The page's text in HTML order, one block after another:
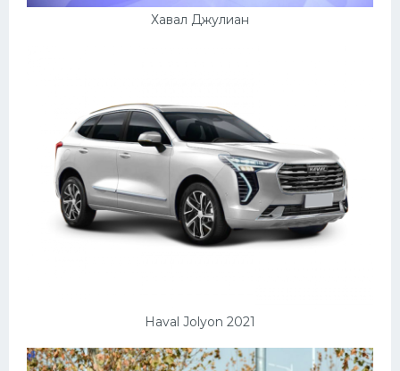
Хавал Джулиан
Haval Jolyon 2021